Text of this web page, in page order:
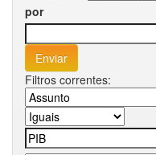
por
Filtros correntes: